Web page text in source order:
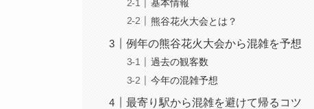
基本情報
熊谷花火大会とは？
例年の熊谷花火大会から混雑を予想
過去の観客数
今年の混雑予想
最寄り駅から混雑を避けて帰るコツ